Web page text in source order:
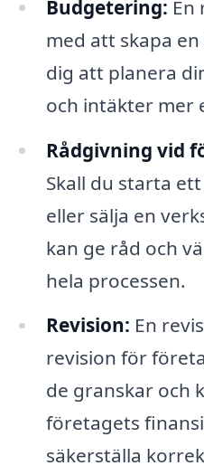
Budgetering: En
med att skapa
dig att planera
och intäkter mer
Rådgivning vid
Skall du starta
eller sälja en
kan ge råd och
hela processen.
Revision: En
revision för
de granskar och
företagets
säkerställa